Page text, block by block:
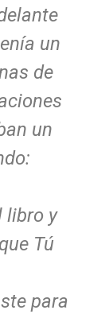
un
de
un
libro y
Tú
para